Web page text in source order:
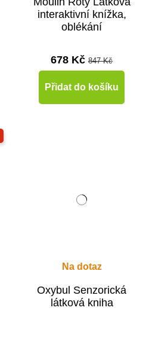
interaktivní knížka,
oblékání
678 Kč 847 Kč
Přidat do košíku
Na dotaz
Oxybul Senzorická
látková kniha